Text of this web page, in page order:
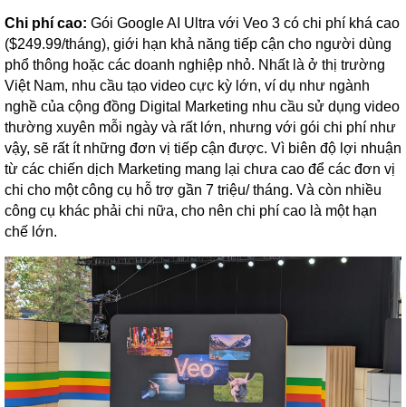
Chi phí cao: Gói Google AI Ultra với Veo 3 có chi phí khá cao
($249.99/tháng), giới hạn khả năng tiếp cận cho người dùng
phổ thông hoặc các doanh nghiệp nhỏ. Nhất là ở thị trường
Việt Nam, nhu cầu tạo video cực kỳ lớn, ví dụ như ngành
nghề của cộng đồng Digital Marketing nhu cầu sử dụng video
thường xuyên mỗi ngày và rất lớn, nhưng với gói chi phí như
vậy, sẽ rất ít những đơn vị tiếp cận được. Vì biên độ lợi nhuận
từ các chiến dịch Marketing mang lại chưa cao để các đơn vị
chi cho một công cụ hỗ trợ gần 7 triệu/ tháng. Và còn nhiều
công cụ khác phải chi nữa, cho nên chi phí cao là một hạn
chế lớn.